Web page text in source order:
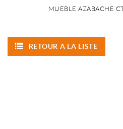
MUEBLE AZABACHE
RETOUR À LA LISTE